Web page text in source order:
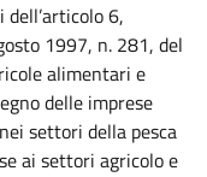
6,
1997, n. 281, del
alimentari e
delle imprese
settori della pesca
ai settori agricolo e